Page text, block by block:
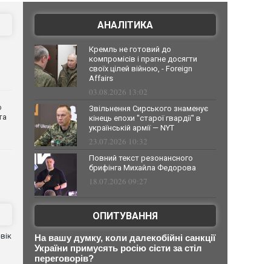
АНАЛІТИКА
Кремль не готовий до
компромісів і прагне досягти
своїх цілей війною, - Foreign
Affairs
03.08.2026 13:02
Звільнення Сирського знаменує
кінець епохи "старої гвардії" в
українській армії — NYT
23.07.2026 10:32
Повний текст резонансного
брифінга Михайла Федорова
18.07.2026 09:27
ОПИТУВАННЯ
На вашу думку, коли далекобійні санкції
України примусять росію сісти за стіл
переговорів?